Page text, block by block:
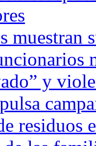
muestran
y
residuos